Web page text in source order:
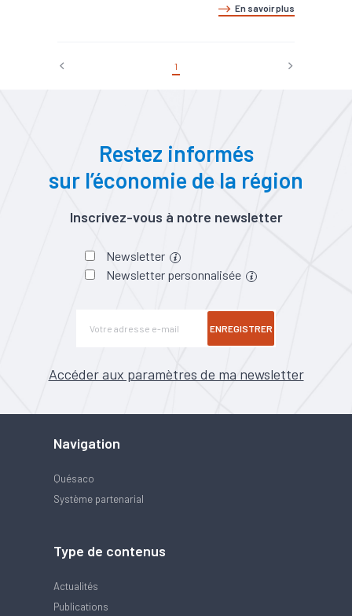
En savoir plus
1
Restez informés
sur l’économie de la région
Inscrivez-vous à notre newsletter
Newsletter
Newsletter personnalisée
ENREGISTRER
Accéder aux paramètres de ma newsletter
Navigation
Quésaco
Système partenarial
Type de contenus
Actualités
Publications